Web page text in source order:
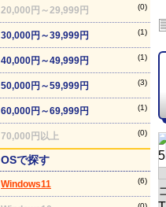
20,000円～29,999円 (0)
30,000円～39,999円 (1)
40,000円～49,999円 (1)
50,000円～59,999円 (3)
60,000円～69,999円 (1)
70,000円以上 (0)
OSで探す
Windows11 (6)